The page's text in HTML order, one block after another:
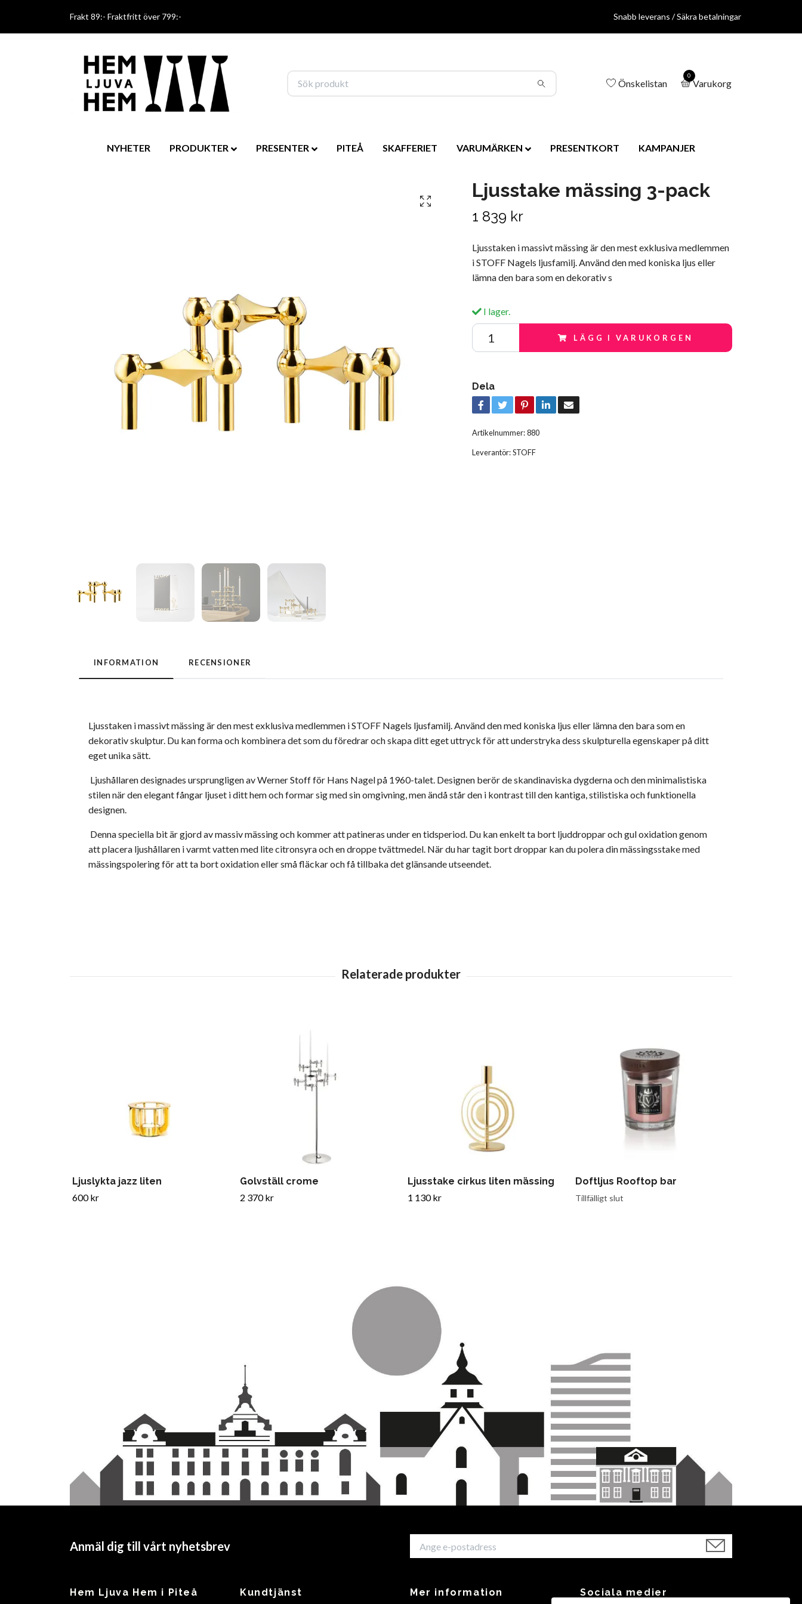
Frakt 89:- Fraktfritt över 799:- Snabb leverans / Säkra betalningar
Önskelistan
0
Varukorg
NYHETER PRODUKTER PRESENTER PITEÅ SKAFFERIET VARUMÄRKEN PRESENTKORT KAMPANJER
Ljusstake mässing 3-pack
1 839 kr
Ljusstaken i massivt mässing är den mest exklusiva medlemmen
i STOFF Nagels ljusfamilj. Använd den med koniska ljus eller
lämna den bara som en dekorativ s
I lager.
LÄGG I VARUKORGEN
Dela
Artikelnummer:880
Leverantör:STOFF
INFORMATION RECENSIONER
Ljusstaken i massivt mässing är den mest exklusiva medlemmen i STOFF Nagels ljusfamilj.Använd den med koniska ljus eller lämna den bara som en
dekorativ skulptur. Du kan forma och kombinera det som du föredrar och skapa ditt eget uttryck för att understryka dess skulpturella egenskaper på ditt
eget unika sätt.
Ljushållaren designades ursprungligen av Werner Stoff för Hans Nagel på 1960-talet. Designen berör de skandinaviska dygderna och den minimalistiska
stilen när den elegant fångar ljuset i ditt hem och formar sig med sin omgivning, men ändå står den i kontrast till den kantiga, stilistiska och funktionella
designen.
Denna speciella bit är gjord av massiv mässing och kommer att patineras under en tidsperiod. Du kan enkelt ta bort ljuddroppar och gul oxidation genom
att placera ljushållaren i varmt vatten med lite citronsyra och en droppe tvättmedel. När du har tagit bort droppar kan du polera din mässingsstake med
mässingspolering för att ta bort oxidation eller små fläckar och få tillbaka det glänsande utseendet.
Ljuslykta jazz liten
600 kr
Golvställ crome
2 370 kr
Ljusstake cirkus liten mässing
1 130 kr
Doftljus Rooftop bar
Tillfälligt slut
Anmäl dig till vårt nyhetsbrev
Hem Ljuva Hem i Piteå Kundtjänst Mer information Sociala medier